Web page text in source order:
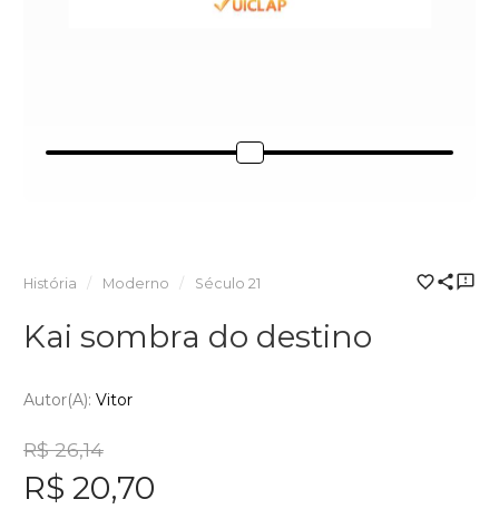
História Moderno Século 21
Kai sombra do destino
Autor(a): Vitor
R$ 26,14
R$ 20,70